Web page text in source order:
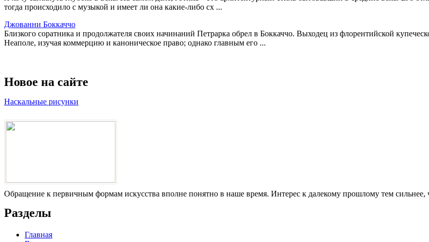
тогда происходило с музыкой и имеет ли она какие-либо сх ...
Джованни Боккаччо
Близкого соратника и продолжателя своих начинаний Петрарка обрел в Боккаччо. Выходец из флорентийской
Неаполе, изучая коммерцию и каноническое право; однако главным его ...
Новое на сайте
Наскальные рисунки
Обращение к первичным формам искусства вполне понятно в наше время. Интерес к далекому прошлому тем сильнее,
Разделы
Главная